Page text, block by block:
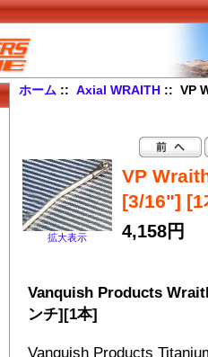
ホーム ::Axial WRAITH :: VP
拡大表示
VP
[3/16"] [1
4,158円
Vanquish Products
ンチ][1本]
Vanquish Products